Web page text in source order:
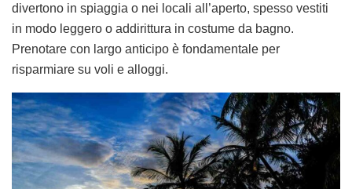
divertono in spiaggia o nei locali all’aperto, spesso vestiti
in modo leggero o addirittura in costume da bagno.
Prenotare con largo anticipo è fondamentale per
risparmiare su voli e alloggi.